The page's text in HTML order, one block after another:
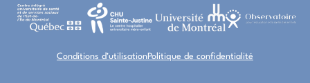
Conditions d’utilisationPolitique de confidentialité